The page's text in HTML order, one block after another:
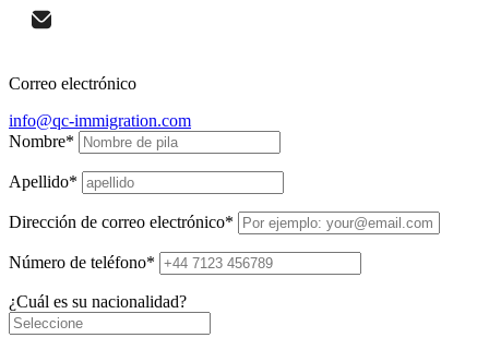
Correo electrónico
info@qc-immigration.com
Nombre*
Apellido*
Dirección de correo electrónico*
Número de teléfono*
¿Cuál es su nacionalidad?